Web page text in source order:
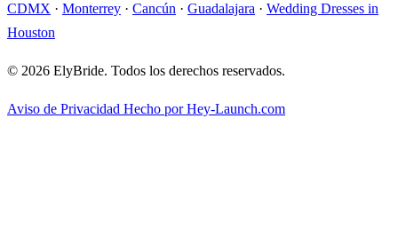
CDMX · Monterrey · Cancún · Guadalajara · Wedding Dresses in
Houston
© 2026 ElyBride. Todos los derechos reservados.
Aviso de Privacidad Hecho por Hey-Launch.com